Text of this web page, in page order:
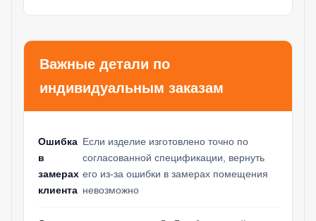
Важные детали по
индивидуальным заказам
Ошибка
в
замерах
клиента
Если изделие изготовлено точно по
согласованной спецификации, вернуть
его из-за ошибки в замерах помещения
невозможно